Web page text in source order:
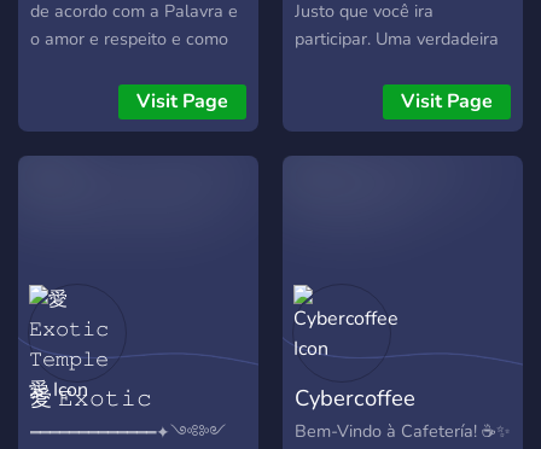
de acordo com a Palavra e
o amor e respeito e como
dúvidas sobre Cristo Jesus
e sobre a fé. Tem um
bocado de coisas aqui e
exatamente o intuito de
espalhar o evangelho e
ensinar para as pessoas o
amor de Deus. Se você leu
até aqui, entra aí no
servidor pra ajudar a
Visit Page
Justo que você ira
participar. Uma verdadeira
você que vaga
solitariamente pela internet
atrás de amigos, atrás de
Visit Page
愛 𝙴𝚡𝚘𝚝𝚒𝚌
𝚃𝚎𝚖𝚙𝚕𝚎 愛
━━━━━━━━━━━━━✦༺༻
Cybercoffee
Bem-Vindo à Cafetería! ☕✨